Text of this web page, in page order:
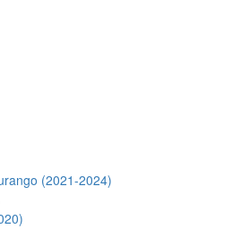
(2021-2024)